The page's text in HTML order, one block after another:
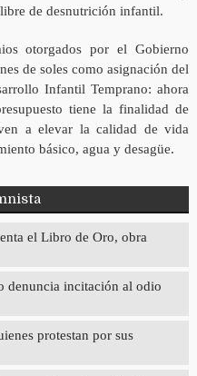
de desnutrición infantil.
otorgados por el Gobierno
de soles como asignación del
Infantil Temprano: ahora
tiene la finalidad de
a elevar la calidad de vida
básico, agua y desagüe.
el Libro de Oro, obra
denuncia incitación al odio
protestan por sus